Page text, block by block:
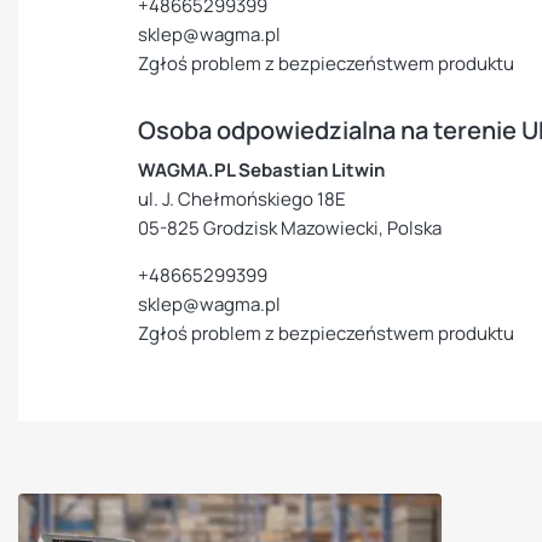
+48665299399
sklep@wagma.pl
Zgłoś problem z bezpieczeństwem produktu
Osoba odpowiedzialna na terenie
WAGMA.PL Sebastian Litwin
ul. J. Chełmońskiego 18E
05-825 Grodzisk Mazowiecki, Polska
+48665299399
sklep@wagma.pl
Zgłoś problem z bezpieczeństwem produktu